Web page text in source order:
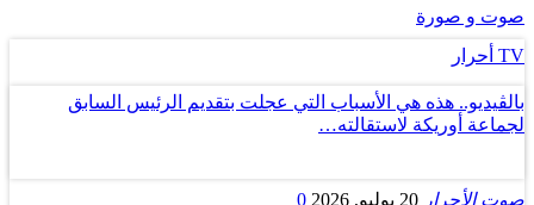
صوت و صورة
TV أحرار
بالڤيديو.. هذه هي الأسباب التي عجلت بتقديم الرئيس السابق
لجماعة أوريكة لاستقالته…
صوت الأحرار 20 يوليو, 2026
0